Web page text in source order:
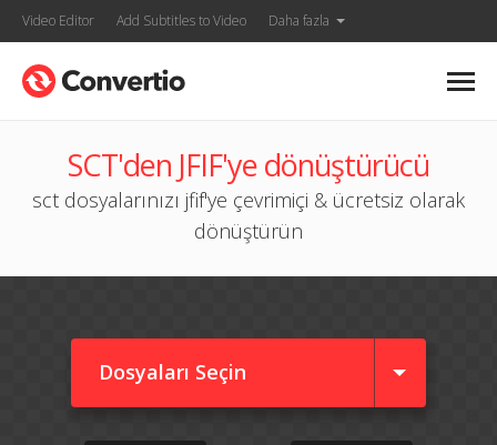
Video Editor Add Subtitles to Video Daha fazla
SCT'den JFIF'ye dönüştürücü
sct dosyalarınızı jfif'ye çevrimiçi & ücretsiz olarak
dönüştürün
Dosyaları Seçin